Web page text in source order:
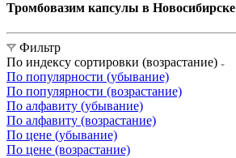
Тромбовазим капсулы в Новосибирске
Фильтр
По индексу сортировки (возрастание)
По популярности (убывание)
По популярности (возрастание)
По алфавиту (убывание)
По алфавиту (возрастание)
По цене (убывание)
По цене (возрастание)